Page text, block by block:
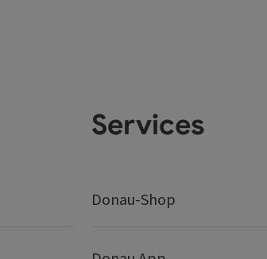
Services
Donau-Shop